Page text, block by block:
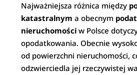
Najważniejsza różnica między
katastralnym a obecnym
nieruchomości w Polsce
opodatkowania. Obecnie
od powierzchni nieruchomości,
odzwierciedla jej rzeczywistej